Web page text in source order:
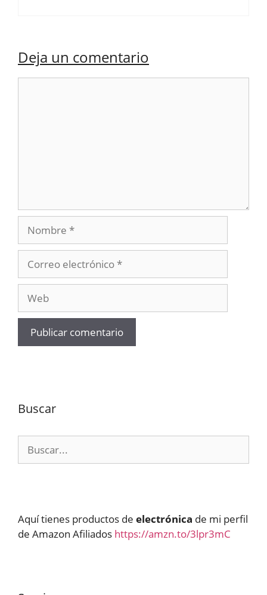
Deja un comentario
Nombre
electrónico
Buscar
Aquí tienes productos de electrónica de mi perfil
de Amazon Afiliados https://amzn.to/3lpr3mC